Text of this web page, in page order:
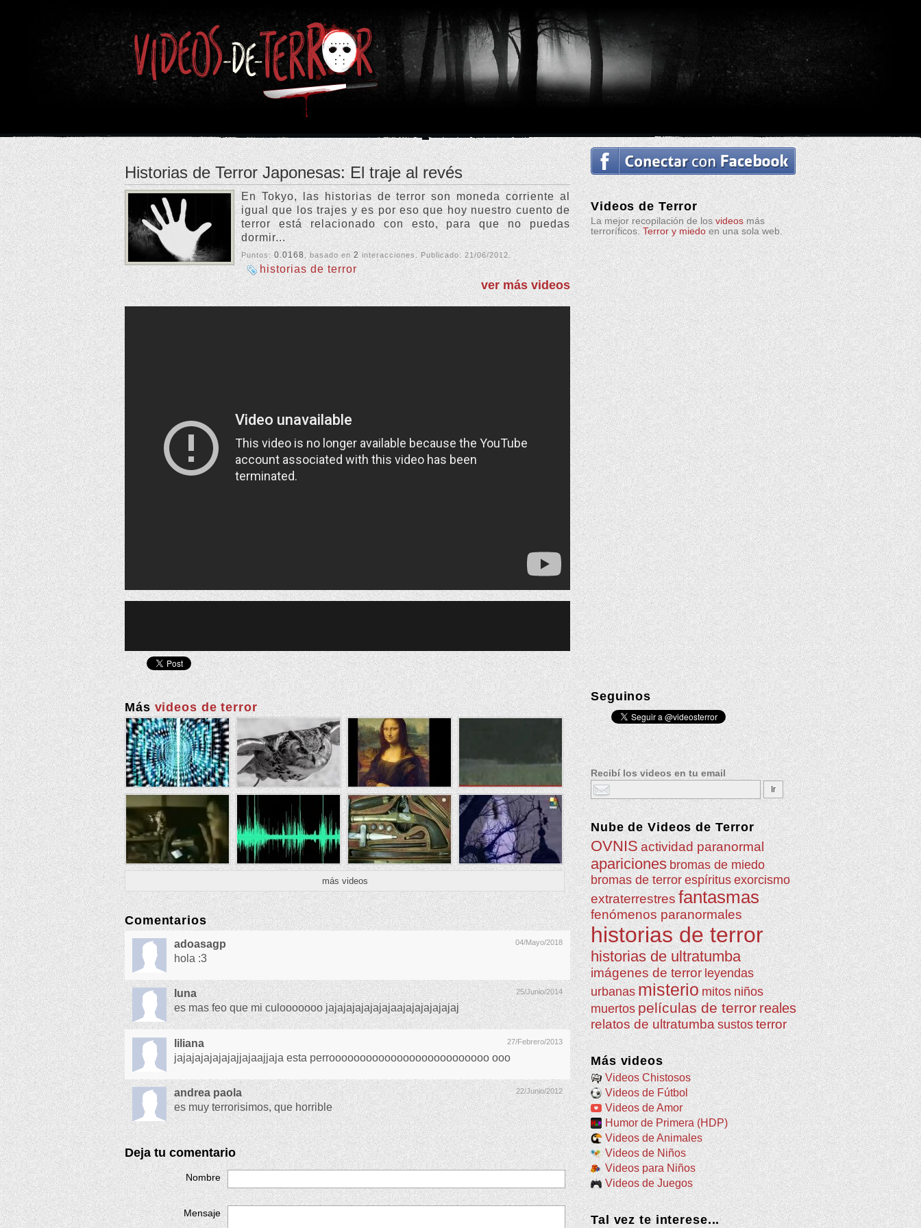
Videos de Terror
La mejor recopilación de losvideosmás
terroríficos.Terror y miedoen una sola web.
Historias de Terror Japonesas: El traje al revés
En Tokyo, las historias de terror son moneda corriente al
igual que los trajes y es por eso que hoy nuestro cuento de
terror está relacionado con esto, para que no puedas
dormir...
Puntos:0.0168, basado en2interacciones. Publicado:21/06/2012.
historias de terror
ver más videos
Másvideos de terror
más videos
Comentarios
04/Mayo/2018
adoasagp
hola :3
25/Junio/2014
luna
es mas feo que mi culooooooo jajajajajajajajaajajajajajajaj
27/Febrero/2013
liliana
jajajajajajajajjajaajjaja esta perroooooooooooooooooooooooooo ooo
22/Junio/2012
andrea paola
es muy terrorisimos, que horrible
Deja tu comentario
Nombre
Mensaje
Seguinos
Recibí los videos en tu email
Nube deVideos de Terror
OVNISactividad paranormal
apariciones bromas de miedo
bromas de terror espíritus exorcismo
extraterrestresfantasmas
fenómenos paranormales
historias de terror
historias de ultratumba
imágenes de terror leyendas
urbanas misterio mitos niños
muertos películas de terrorreales
relatos de ultratumba sustos terror
Más videos
Videos Chistosos
Videos de Fútbol
Videos de Amor
Humor de Primera (HDP)
Videos de Animales
Videos de Niños
Videos para Niños
Videos de Juegos
Tal vez te interese...